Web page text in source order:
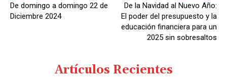
De domingo a domingo 22 de
Diciembre 2024
De la Navidad al Nuevo Año:
El poder del presupuesto y la
educación financiera para un
2025 sin sobresaltos
Artículos Recientes